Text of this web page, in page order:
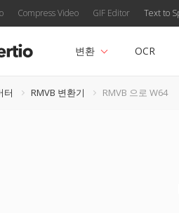
Compress Video GIF Editor Text to
변환 OCR
터 RMVB 변환기 RMVB 으로 W64